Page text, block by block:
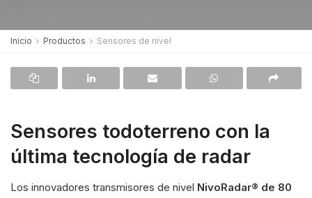
Inicio Productos Sensores de nivel
Sensores todoterreno con la
última tecnología de radar
Los innovadores transmisores de nivel NivoRadar® de 80